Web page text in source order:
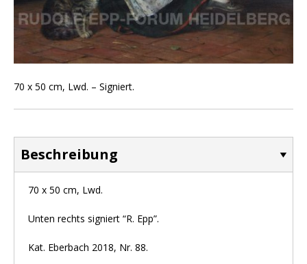
70 x 50 cm, Lwd. – Signiert.
Beschreibung
70 x 50 cm, Lwd.
Unten rechts signiert “R. Epp”.
Kat. Eberbach 2018, Nr. 88.